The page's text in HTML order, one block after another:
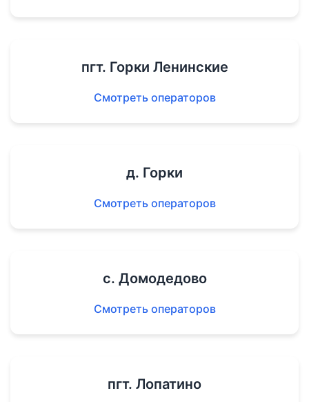
пгт. Горки Ленинские
Смотреть операторов
д. Горки
Смотреть операторов
с. Домодедово
Смотреть операторов
пгт. Лопатино